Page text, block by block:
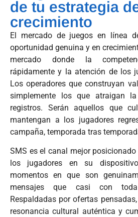
de tu estrategia
crecimiento
El mercado de juegos en línea
oportunidad genuina y en
mercado donde la
rápidamente y la atención de los
Los operadores que construyan
simplemente los que atraigan
registros. Serán aquellos que
mantengan a los jugadores
campaña, temporada tras
SMS es el canal mejor
los jugadores en su
momentos en que son
mensajes que casi con toda
Respaldadas por ofertas
resonancia cultural auténtica y